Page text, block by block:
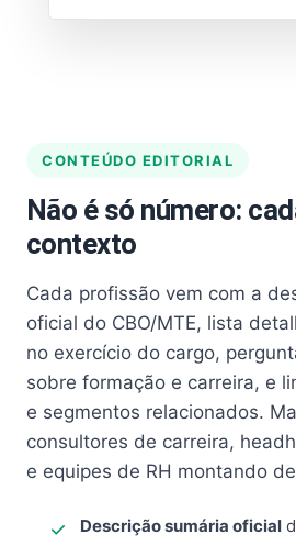
CONTEÚDO EDITORIAL
Não é só número:
contexto
Cada profissão vem com a
oficial do CBO/MTE, lista
no exercício do cargo,
sobre formação e carreira, e
e segmentos relacionados.
consultores de carreira,
e equipes de RH montando
Descrição sumária oficial